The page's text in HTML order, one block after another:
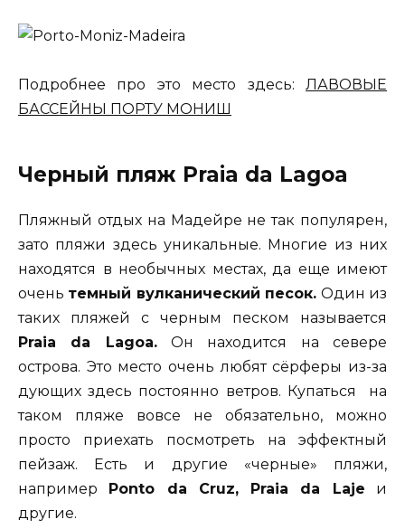
Подробнее про это место здесь: ЛАВОВЫЕ
БАССЕЙНЫ ПОРТУ МОНИШ
Черный пляж Praia da Lagoa
Пляжный отдых на Мадейре не так популярен,
зато пляжи здесь уникальные. Многие из них
находятся в необычных местах, да еще имеют
очень темный вулканический песок. Один из
таких пляжей с черным песком называется
Praia da Lagoa.Он находится на севере
острова. Это место очень любят сёрферы из-за
дующих здесь постоянно ветров. Купаться на
таком пляже вовсе не обязательно, можно
просто приехать посмотреть на эффектный
пейзаж. Есть и другие «черные» пляжи,
например
Ponto da Cruz, Praia da Laje и
другие.